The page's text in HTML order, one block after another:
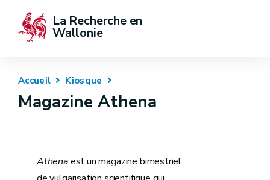
La Recherche en
Wallonie
Accueil Kiosque
Magazine Athena
Athenaest un magazine bimestriel